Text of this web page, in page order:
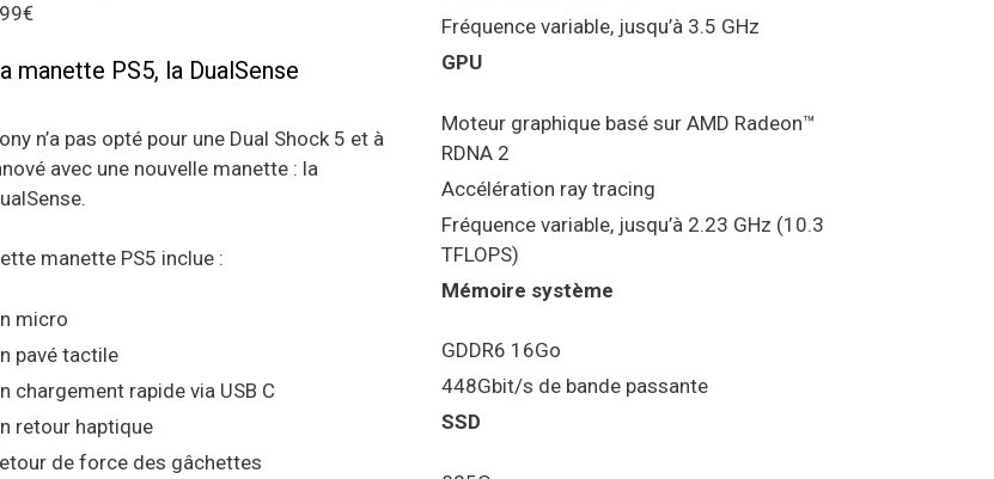
manette PS5, la DualSense
n’a pas opté pour une Dual Shock 5 et à
avec une nouvelle manette : la
manette PS5 inclue :
micro
pavé tactile
chargement rapide via USB C
retour haptique
de force des gâchettes
Fréquence variable, jusqu’à 3.5 GHz
GPU
Moteur graphique basé sur AMD Radeon™
RDNA 2
Accélération ray tracing
Fréquence variable, jusqu’à 2.23 GHz (10.3
TFLOPS)
Mémoire système
GDDR6 16Go
448Gbit/s de bande passante
SSD